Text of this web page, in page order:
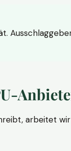
arbeitet